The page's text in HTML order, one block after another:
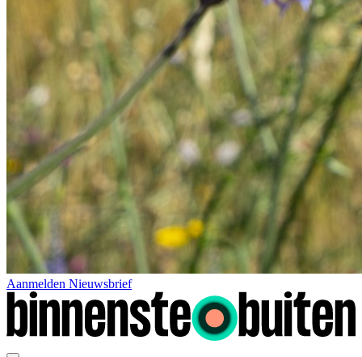
Aanmelden Nieuwsbrief